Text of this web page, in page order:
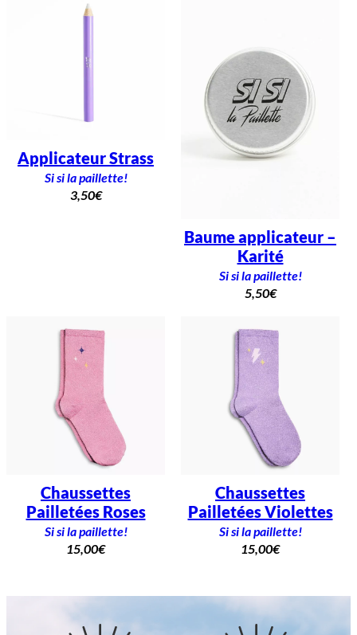
Applicateur Strass
Si si la paillette!
3,50€
Baume applicateur –
Karité
Si si la paillette!
5,50€
Chaussettes
Pailletées Roses
Si si la paillette!
15,00€
Chaussettes
Pailletées Violettes
Si si la paillette!
15,00€